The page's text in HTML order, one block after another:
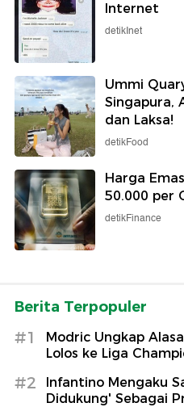
Internet
detikInet
Ummi
Singapura,
dan Laksa!
detikFood
Harga
50.000 per
detikFinance
Berita Terpopuler
#1
Modric Ungkap
Lolos ke Liga
#2
Infantino Mengaku
Didukung' Sebagai